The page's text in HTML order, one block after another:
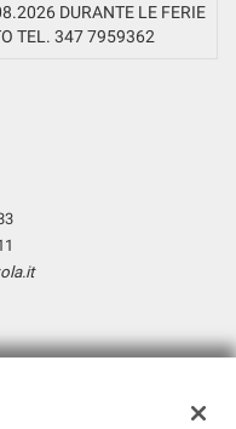
DURANTE LE FERIE
TEL. 347 7959362